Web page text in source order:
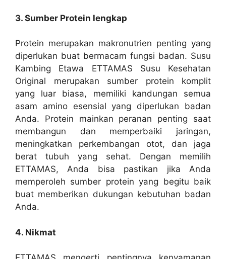
3. Sumber Protein lengkap
Protein merupakan makronutrien penting yang
diperlukan buat bermacam fungsi badan. Susu
Kambing Etawa ETTAMAS Susu Kesehatan
Original merupakan sumber protein komplit
yang luar biasa, memiliki kandungan semua
asam amino esensial yang diperlukan badan
Anda. Protein mainkan peranan penting saat
membangun dan memperbaiki jaringan,
meningkatkan perkembangan otot, dan jaga
berat tubuh yang sehat. Dengan memilih
ETTAMAS, Anda bisa pastikan jika Anda
memperoleh sumber protein yang begitu baik
buat memberikan dukungan kebutuhan badan
Anda.
4. Nikmat